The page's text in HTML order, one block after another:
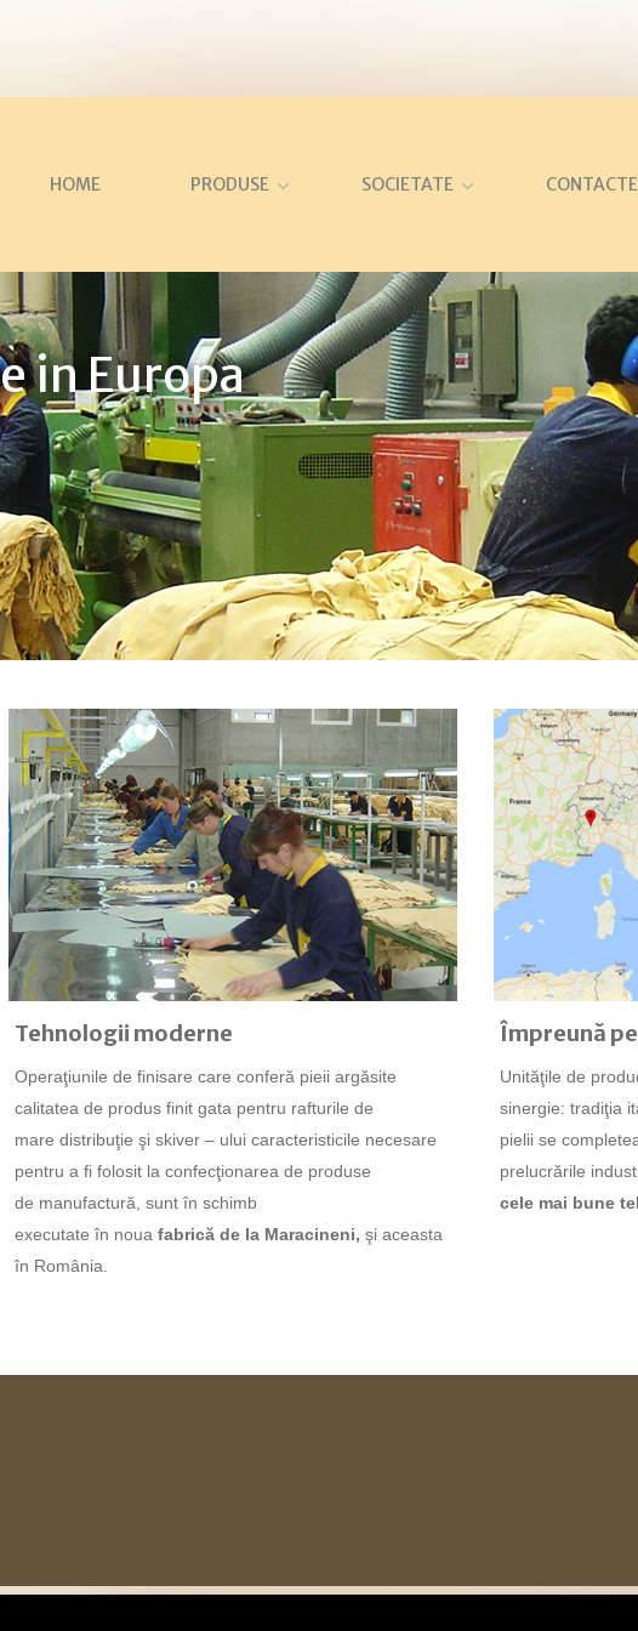
HOME PRODUSE SOCIETATE CONTACTE
in Europa
Tehnologii moderne
Operaţiunile de finisare care conferă pieii argăsite
calitatea de produs finit gata pentru rafturile de
mare distribuţie şiskiver – ului caracteristicile necesare
pentru a fi folosit la confecţionarea de produse
de manufactură, sunt în schimb
executate în noua fabrică de la Maracineni, şi aceasta
în România.
Împreună
Unităţile de
sinergie: tradiţia
pielii se
prelucrările
cele mai bune